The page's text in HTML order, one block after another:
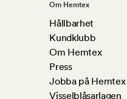
Om Hemtex
Hållbarhet
Kundklubb
Om Hemtex
Press
Jobba på Hemtex
Visselblåsarlagen